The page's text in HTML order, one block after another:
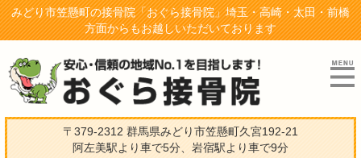
みどり市笠懸町の接骨院「おぐら接骨院」埼玉・高崎・太田・前橋
方面からもお越しいただいております
〒379-2312 群馬県みどり市笠懸町久宮192-21
阿左美駅より車で5分、岩宿駅より車で9分